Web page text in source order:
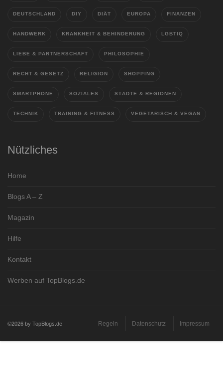
DEUTSCHLAND DIY DIÄT EUROPA FINANZEN
HANDWERK KRANKHEIT & BEHINDERUNG LGBTIQ
LIEBE & PARTNERSCHAFT PHILOSOPHIE
RECHT & GESETZ RELIGION SHOPPING
SMARTPHONE SOZIALES STÄDTE & REGIONEN
TECHNIK TRAINING & FITNESS VEGETARISCH & VEGAN
Nützliches
Home
Blogs A – Z
Magazin
Hilfe
Kontakt
Werben auf TopBlogs.de
©2026 by TopBlogs.de Regeln Datenschutz Impressum